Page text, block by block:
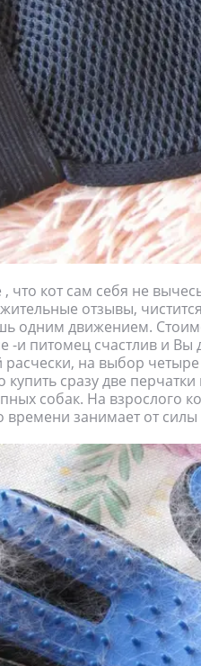
что кот сам себя не
отзывы,
одним движением.
-и питомец счастлив и
расчески, на выбор
сразу две
собак. На взрослого
времени занимает от силы